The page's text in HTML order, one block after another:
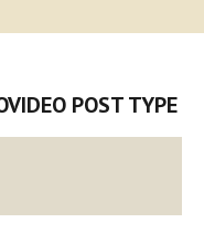
POST TYPE